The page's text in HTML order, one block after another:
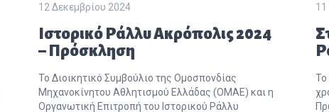
12 Δεκεμβρίου 2024
Ιστορικό Ράλλυ Ακρόπολις 2024
– Πρόσκληση
Το Διοικητικό Συμβούλιο της Ομοσπονδίας
Μηχανοκίνητου Αθλητισμού Ελλάδας (ΟΜΑΕ) και η
Οργανωτική Επιτροπή του Ιστορικού Ράλλυ
11
Το